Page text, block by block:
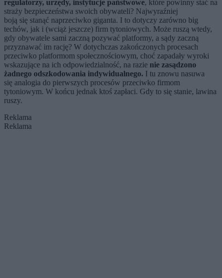
regulatorzy, urzędy, instytucje państwowe, które powinny stać na
straży bezpieczeństwa swoich obywateli? Najwyraźniej
boją się stanąć naprzeciwko giganta. I to dotyczy zarówno big
techów, jak i (wciąż jeszcze) firm tytoniowych. Może ruszą wtedy,
gdy obywatele sami zaczną pozywać platformy, a sądy zaczną
przyznawać im rację? W dotychczas zakończonych procesach
przeciwko platformom społecznościowym, choć zapadały wyroki
wskazujące na ich odpowiedzialność, na razie nie zasądzono
żadnego odszkodowania indywidualnego. I tu znowu nasuwa
się analogia do pierwszych procesów przeciwko firmom
tytoniowym. W końcu jednak ktoś zapłaci. Gdy to się stanie, lawina
ruszy.
Reklama
Reklama